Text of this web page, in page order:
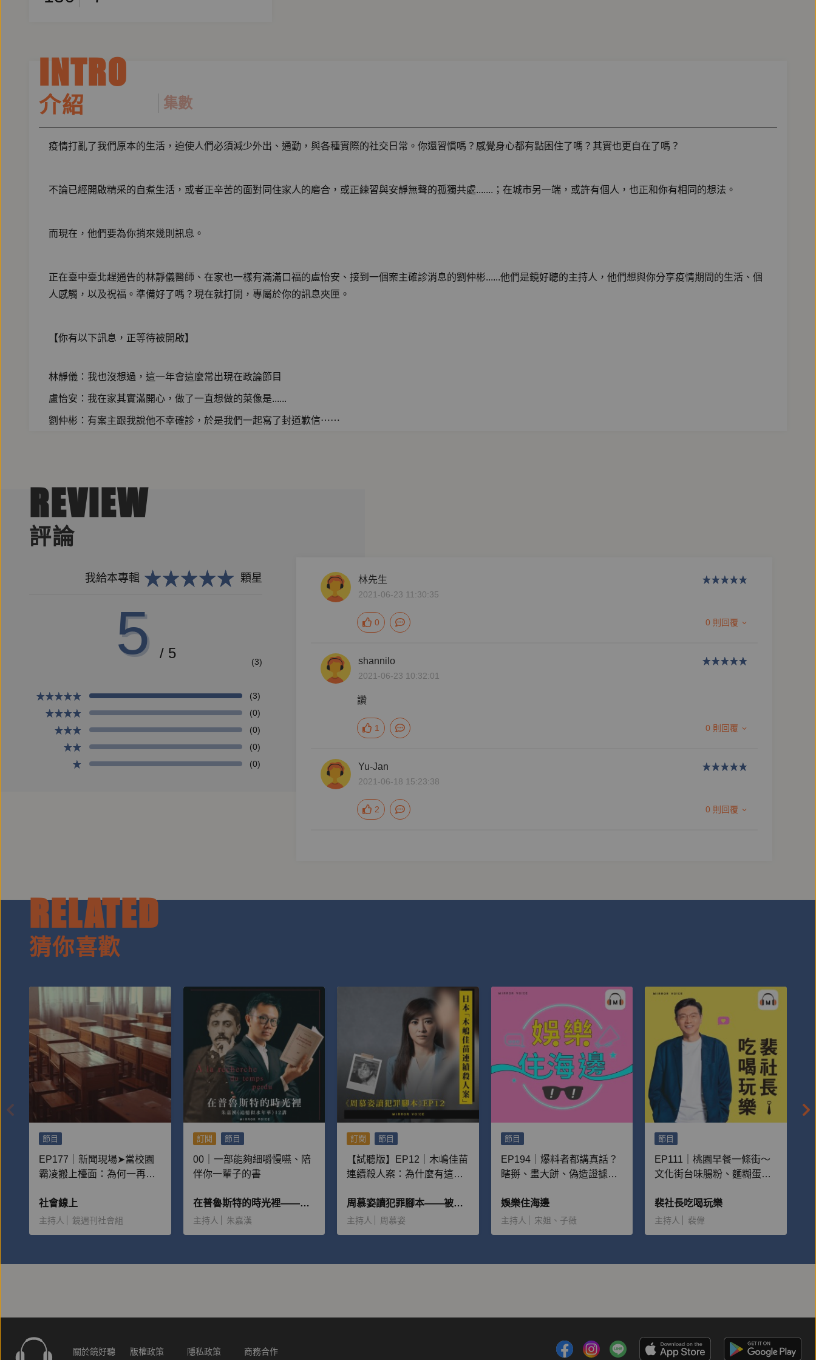
INTRO
介紹 集數
疫情打亂了我們原本的生活，迫使人們必須減少外出、通勤，與各種實際的社交日常。你還習慣嗎？感覺身心都有點困住了嗎？其實也更自在了嗎？
不論已經開啟精采的自煮生活，或者正辛苦的面對同住家人的磨合，或正練習與安靜無聲的孤獨共處.......；在城市另一端，或許有個人，也正和你有相同的想法。
而現在，他們要為你捎來幾則訊息。
正在臺中臺北趕通告的林靜儀醫師、在家也一樣有滿滿口福的盧怡安、接到一個案主確診消息的劉仲彬......他們是鏡好聽的主持人，他們想與你分享疫情期間的生活、個
人感觸，以及祝福。準備好了嗎？現在就打開，專屬於你的訊息夾匣。
【你有以下訊息，正等待被開啟】
林靜儀：我也沒想過，這一年會這麼常出現在政論節目
盧怡安：我在家其實滿開心，做了一直想做的菜像是......
劉仲彬：有案主跟我說他不幸確診，於是我們一起寫了封道歉信⋯⋯
小歐：居家防疫生活，也像是一種人生的遍路
羅浥薇薇：能夠把彼此放在心上的獨處，才是真正的愛
張潔平：離家二十年來，我從沒有像這現在如此思念我的家人
REVIEW
評論
我給本專輯 顆星
5 / 5
(3)
(3)
(0)
(0)
(0)
(0)
林先生
2021-06-23 11:30:35
0 0 則回覆
shannilo
2021-06-23 10:32:01
讚
1 0 則回覆
Yu-Jan
2021-06-18 15:23:38
2 0 則回覆
RELATED
猜你喜歡
節目
EP177｜新聞現場➤當校園
霸凌搬上檯面：為何一再重
社會線上
主持人 鏡週刊社會組
訂閱 節目
00｜一部能夠細嚼慢嚥、陪
伴你一輩子的書
在普魯斯特的時光裡——朱嘉漢《追憶似水年華》12講
主持人 朱嘉漢
訂閱 節目
【試聽版】EP12｜木嶋佳苗
連續殺人案：為什麼有這麼
給予大量金錢？
周慕姿讀犯罪腳本——被惡魔追逐的人
主持人 周慕姿
節目
EP194｜爆料者都講真話？
瞎掰、畫大餅、偽造證據
件！
娛樂住海邊
主持人 宋姐、子薇
節目
EP111｜桃園早餐一條街～
文化街台味腸粉、麵糊蛋
裴社長吃喝玩樂
主持人 裴偉
關於鏡好聽 版權政策 隱私政策 商務合作